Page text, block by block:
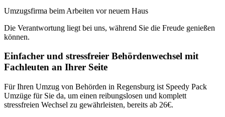
Umzugsfirma beim Arbeiten vor neuem Haus
Die Verantwortung liegt bei uns, während Sie die Freude genießen
können.
Einfacher und stressfreier Behördenwechsel mit
Fachleuten an Ihrer Seite
Für Ihren Umzug von Behörden in Regensburg ist Speedy Pack
Umzüge für Sie da, um einen reibungslosen und komplett
stressfreien Wechsel zu gewährleisten, bereits ab 26€.